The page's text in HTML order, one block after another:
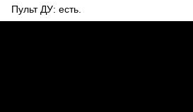
Пульт ДУ: есть.